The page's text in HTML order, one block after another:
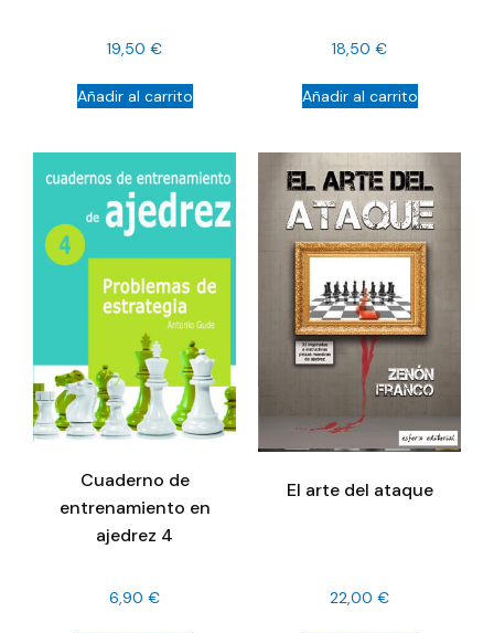
19,50 €
Añadir al carrito
18,50 €
Añadir al carrito
Cuaderno de
entrenamiento en
ajedrez 4
6,90 €
El arte del ataque
22,00 €